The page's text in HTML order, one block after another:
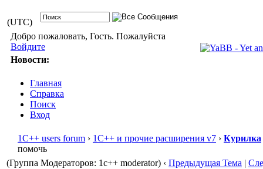
(UTC)
Добро пожаловать, Гость. Пожалуйста
Войдите
Новости:
Главная
Справка
Поиск
Вход
1С++ users forum › 1С++ и прочие расширения v7 › Курилка
помочь
(Группа Модераторов: 1c++ moderator) ‹ Предыдущая Тема |